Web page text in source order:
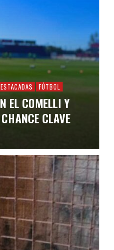
FÚTBOL
EL COMELLI Y
CLAVE